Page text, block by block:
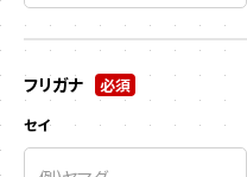
フリガナ 必須
セイ